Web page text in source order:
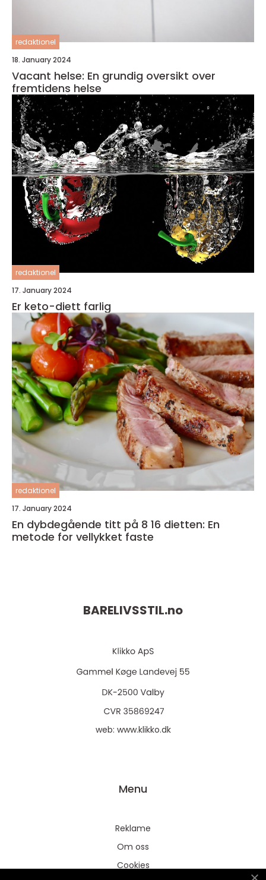
redaktionel
18. January 2024
Vacant helse: En grundig oversikt over
fremtidens helse
redaktionel
17. January 2024
Er keto-diett farlig
redaktionel
17. January 2024
En dybdegående titt på 8 16 dietten: En
metode for vellykket faste
BARELIVSSTIL.no
web: www.klikko.dk
Menu
Reklame
Om oss
Cookies